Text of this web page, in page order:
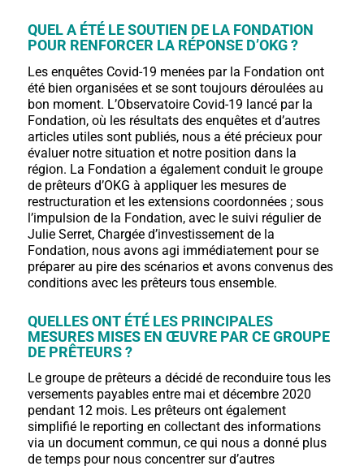
QUEL A ÉTÉ LE SOUTIEN DE LA FONDATION
POUR RENFORCER LA RÉPONSE D’OKG ?
Les enquêtes Covid-19 menées par la Fondation ont
été bien organisées et se sont toujours déroulées au
bon moment. L’Observatoire Covid-19 lancé par la
Fondation, où les résultats des enquêtes et d’autres
articles utiles sont publiés, nous a été précieux pour
évaluer notre situation et notre position dans la
région. La Fondation a également conduit le groupe
de prêteurs d’OKG à appliquer les mesures de
restructuration et les extensions coordonnées ; sous
l’impulsion de la Fondation, avec le suivi régulier de
Julie Serret, Chargée d’investissement de la
Fondation, nous avons agi immédiatement pour se
préparer au pire des scénarios et avons convenus des
conditions avec les prêteurs tous ensemble.
QUELLES ONT ÉTÉ LES PRINCIPALES
MESURES MISES EN ŒUVRE PAR CE GROUPE
DE PRÊTEURS ?
Le groupe de prêteurs a décidé de reconduire tous les
versements payables entre mai et décembre 2020
pendant 12 mois. Les prêteurs ont également
simplifié le reporting en collectant des informations
via un document commun, ce qui nous a donné plus
de temps pour nous concentrer sur d’autres